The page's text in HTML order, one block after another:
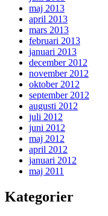
maj 2013
april 2013
mars 2013
februari 2013
januari 2013
december 2012
november 2012
oktober 2012
september 2012
augusti 2012
juli 2012
juni 2012
maj 2012
april 2012
januari 2012
maj 2011
Kategorier